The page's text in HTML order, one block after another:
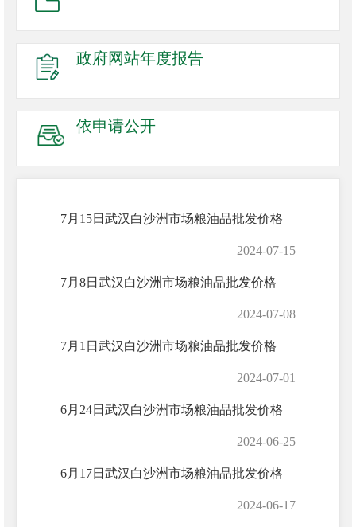
政府网站年度报告
依申请公开
7月15日武汉白沙洲市场粮油品批发价格
2024-07-15
7月8日武汉白沙洲市场粮油品批发价格
2024-07-08
7月1日武汉白沙洲市场粮油品批发价格
2024-07-01
6月24日武汉白沙洲市场粮油品批发价格
2024-06-25
6月17日武汉白沙洲市场粮油品批发价格
2024-06-17